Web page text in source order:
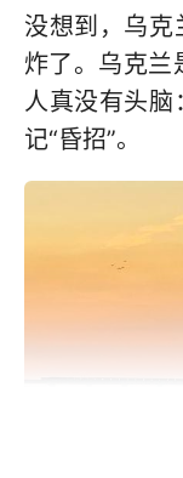
没想到，乌克
炸了。乌克兰
人真没有头脑
记“昏招”。